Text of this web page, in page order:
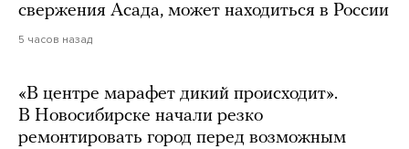
свержения Асада, может находиться в России
5 часов назад
«В центре марафет дикий происходит».
В Новосибирске начали резко
ремонтировать город перед возможным